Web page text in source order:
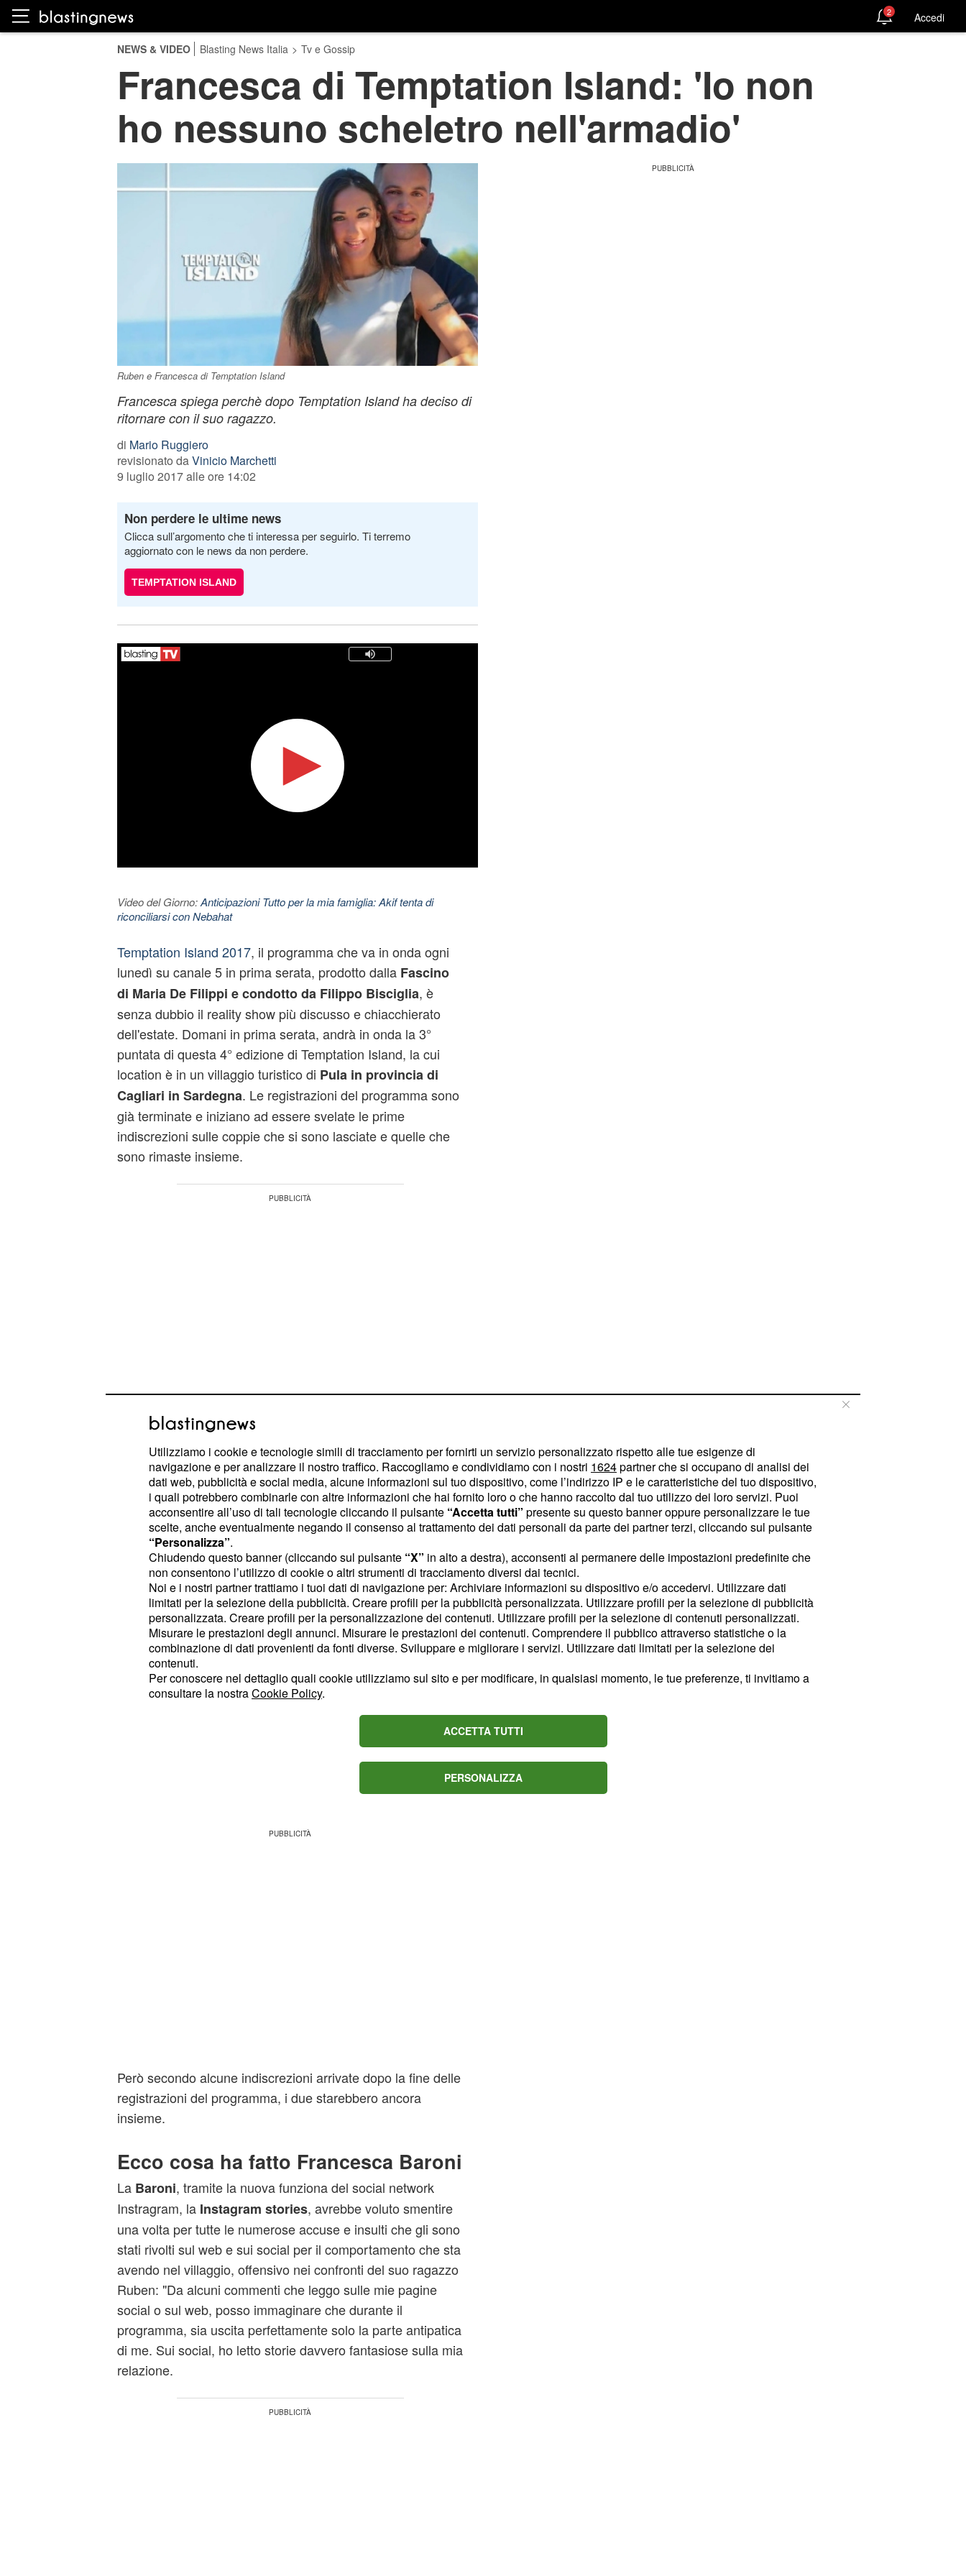
2 Accedi
NEWS & VIDEO Blasting News Italia > Tv e Gossip
Francesca di Temptation Island: 'Io non
ho nessuno scheletro nell'armadio'
Ruben e Francesca di Temptation Island
Francesca spiega perchè dopo Temptation Island ha deciso di
ritornare con il suo ragazzo.
di Mario Ruggiero
revisionato daVinicio Marchetti
9 luglio 2017 alle ore 14:02
Non perdere le ultime news
Clicca sull’argomento che ti interessa per seguirlo. Ti terremo
aggiornato con le news da non perdere.
TEMPTATION ISLAND
Video del Giorno:Anticipazioni Tutto per la mia famiglia: Akif tenta di
riconciliarsi con Nebahat
Temptation Island 2017, il programma che va in onda ogni
lunedì su canale 5 in prima serata, prodotto dalla Fascino
di Maria De Filippi e condotto da Filippo Bisciglia, è
senza dubbio il reality show più discusso e chiacchierato
dell'estate. Domani in prima serata, andrà in onda la 3°
puntata di questa 4° edizione di Temptation Island, la cui
location è in un villaggio turistico di Pula in provincia di
Cagliari in Sardegna. Le registrazioni del programma sono
già terminate e iniziano ad essere svelate le prime
indiscrezioni sulle coppie che si sono lasciate e quelle che
sono rimaste insieme.
La turbolenta relazione tra
Francesca e Ruben
I fan delreality,puntata dopo puntata, sono sempre più
curiosi di sapere come andranno a finire le varie relazioni
amorose e soprattutto cosa è successo alle coppie, una
volta finito il programma. Una delle coppie in gioco più
chiacchierate del programma, è senza dubbio quella
composta daFrancesca Baroni e Ruben Invernizzi.Se lui,
da quando è iniziato il programma si è dimostrato molto
innamorato della ragazza,lei al contrario non riesce a
tollerare nemmeno più la sua presenza e nel villaggio dove
ci sono tutte le fidanzate, continua a lamentarsi degli
atteggiamenti infantili di Ruben.
Dopo la messa in onda di sole due puntate, i telespettatori
da casa hanno presupposto che sicuramente i due si
sarebbero lasciati e sarebbero usciti da single dal
Però secondo alcune indiscrezioni arrivate dopo la fine delle
registrazioni del programma, i due starebbero ancora
insieme.
Ecco cosa ha fatto Francesca Baroni
La Baroni, tramite la nuova funziona del social network
Instragram, la Instagram stories, avrebbe voluto smentire
una volta per tutte le numerose accuse e insulti che gli sono
stati rivolti sul web e sui social per il comportamento che sta
avendo nel villaggio, offensivo nei confronti del suo ragazzo
Ruben: "Da alcuni commenti che leggo sulle mie pagine
social o sul web, posso immaginare che durante il
programma, sia uscita perfettamente solo la parte antipatica
di me. Sui social, ho letto storie davvero fantasiose sulla mia
relazione.
Utilizziamo i cookie e tecnologie simili di tracciamento per fornirti un servizio personalizzato rispetto alle tue esigenze di
navigazione e per analizzare il nostro traffico. Raccogliamo e condividiamo con i nostri 1624partner che si occupano di analisi dei
dati web, pubblicità e social media, alcune informazioni sul tuo dispositivo, come l’indirizzo IP e le caratteristiche del tuo dispositivo,
i quali potrebbero combinarle con altre informazioni che hai fornito loro o che hanno raccolto dal tuo utilizzo dei loro servizi. Puoi
acconsentire all’uso di tali tecnologie cliccando il pulsante “Accetta tutti” presente su questo banner oppure personalizzare le tue
scelte, anche eventualmente negando il consenso al trattamento dei dati personali da parte dei partner terzi, cliccando sul pulsante
“Personalizza”.
Chiudendo questo banner (cliccando sul pulsante “X” in alto a destra), acconsenti al permanere delle impostazioni predefinite che
non consentono l’utilizzo di cookie o altri strumenti di tracciamento diversi dai tecnici.
Noi e i nostri partner trattiamo i tuoi dati di navigazione per: Archiviare informazioni su dispositivo e/o accedervi. Utilizzare dati
limitati per la selezione della pubblicità. Creare profili per la pubblicità personalizzata. Utilizzare profili per la selezione di pubblicità
personalizzata. Creare profili per la personalizzazione dei contenuti. Utilizzare profili per la selezione di contenuti personalizzati.
Misurare le prestazioni degli annunci. Misurare le prestazioni dei contenuti. Comprendere il pubblico attraverso statistiche o la
combinazione di dati provenienti da fonti diverse. Sviluppare e migliorare i servizi. Utilizzare dati limitati per la selezione dei
contenuti.
Per conoscere nel dettaglio quali cookie utilizziamo sul sito e per modificare, in qualsiasi momento, le tue preferenze, ti invitiamo a
consultare la nostraCookie Policy.
ACCETTA TUTTI
PERSONALIZZA